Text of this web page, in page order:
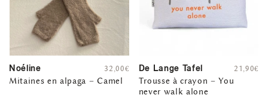
Noéline
Mitaines en alpaga – Camel
32,00€ De Lange Tafel
Trousse à crayon – You
never walk alone
21,90€